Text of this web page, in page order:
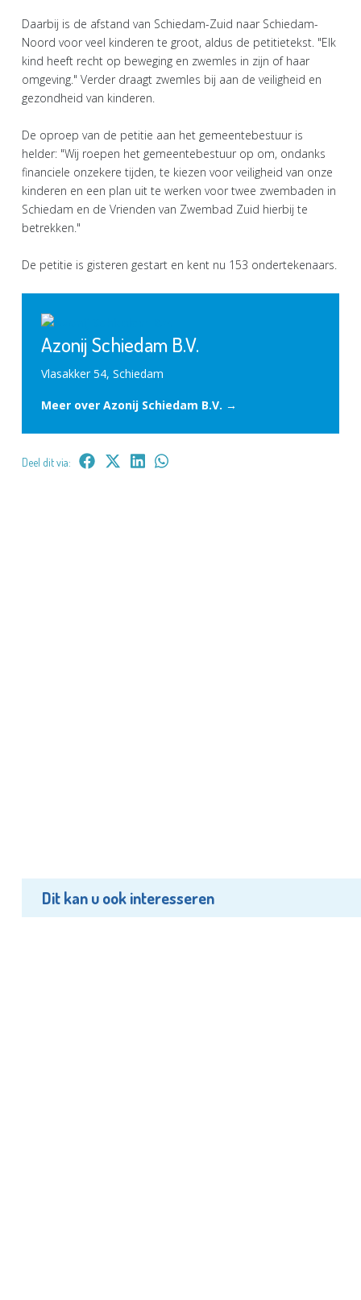
Daarbij is de afstand van Schiedam-Zuid naar Schiedam-
Noord voor veel kinderen te groot, aldus de petitietekst. "Elk
kind heeft recht op beweging en zwemles in zijn of haar
omgeving." Verder draagt zwemles bij aan de veiligheid en
gezondheid van kinderen.
De oproep van de petitie aan het gemeentebestuur is
helder: "Wij roepen het gemeentebestuur op om, ondanks
financiele onzekere tijden, te kiezen voor veiligheid van onze
kinderen en een plan uit te werken voor twee zwembaden in
Schiedam en de Vrienden van Zwembad Zuid hierbij te
betrekken."
De petitie is gisteren gestart en kent nu 153 ondertekenaars.
Azonij Schiedam B.V.
Vlasakker 54, Schiedam
Meer over Azonij Schiedam B.V. →
Deel dit via:
Dit kan u ook interesseren